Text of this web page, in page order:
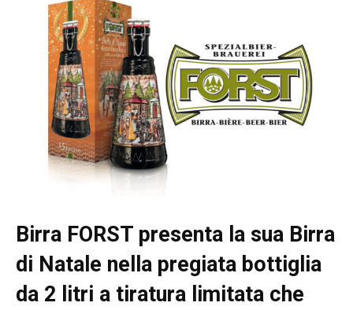
Birra FORST presenta la sua Birra
di Natale nella pregiata bottiglia
da 2 litri a tiratura limitata che